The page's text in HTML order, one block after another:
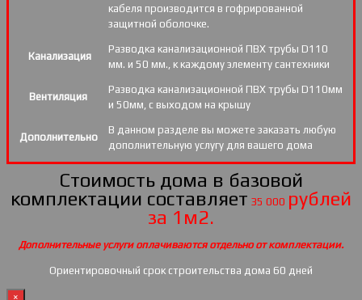
кабеля производится в гофрированной
защитной оболочке.
Канализация
Разводка канализационной ПВХ трубы D110
мм. и 50 мм., к каждому элементу сантехники
Вентиляция
Разводка канализационной ПВХ трубы D110мм
и 50мм, с выходом на крышу
Дополнительно
В данном разделе вы можете заказать любую
дополнительную услугу для вашего дома
Стоимость дома в базовой
комплектации составляет 35 000 рублей
за 1м2.
Дополнительные услуги оплачиваются отдельно от комплектации.
Ориентировочный срок строительства дома 60 дней
×